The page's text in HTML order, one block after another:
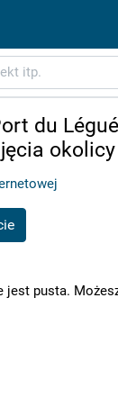
du
okolicy
jest pusta.